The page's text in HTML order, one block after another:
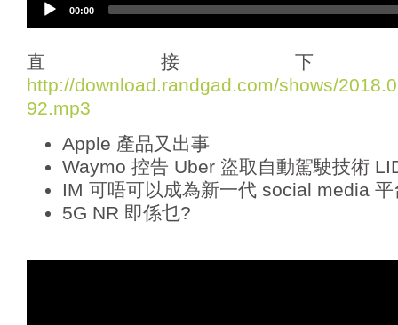
i
o
P
l
00:00
直接
http://download.randgad.com/shows/
92.mp3
Apple 產品又出事
Waymo 控告 Uber 盜取自動駕駛技術
IM 可唔可以成為新一代 social media 平
5G NR 即係乜?